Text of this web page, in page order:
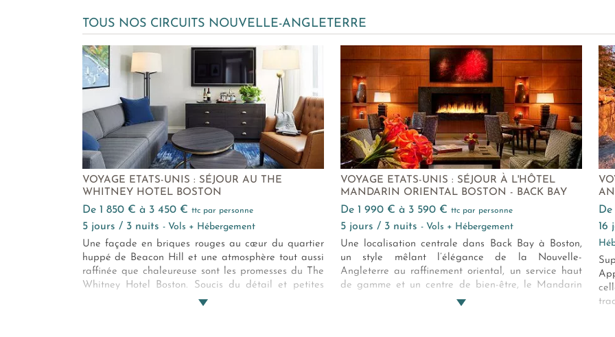
TOUS NOS CIRCUITS NOUVELLE-ANGLETERRE
VOYAGE ETATS-UNIS : SÉJOUR AU THE
WHITNEY HOTEL BOSTON
de 1 850 € à 3 450 € ttc par personne
5 jours / 3 nuits - Vols + Hébergement
Une façade en briques rouges au cœur du quartier
huppé de Beacon Hill et une atmosphère tout aussi
raffinée que chaleureuse sont les promesses du The
Whitney Hotel Boston. Soucis du détail et petites
attentions vous attendent dans cet hôtel au style
VOYAGE ETATS-UNIS : SÉJOUR À L'HÔTEL
MANDARIN ORIENTAL BOSTON - BACK BAY
de 1 990 € à 3 590 € ttc par personne
5 jours / 3 nuits - Vols + Hébergement
Une localisation centrale dans Back Bay à Boston,
un style mêlant l’élégance de la Nouvelle-
Angleterre au raffinement oriental, un service haut
de gamme et un centre de bien-être, le Mandarin
Oriental Boston mérite bel et bien son titre d’hôtel